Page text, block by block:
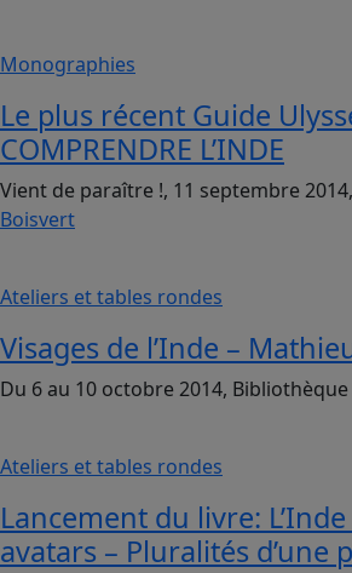
Monographies
Le plus récent Guide
COMPRENDRE L’INDE
Vient de paraître !, 11 septembre 2014,
Boisvert
Ateliers et tables rondes
Visages de l’Inde –
Du 6 au 10 octobre 2014,
Ateliers et tables rondes
Lancement du livre:
avatars – Pluralités d’une